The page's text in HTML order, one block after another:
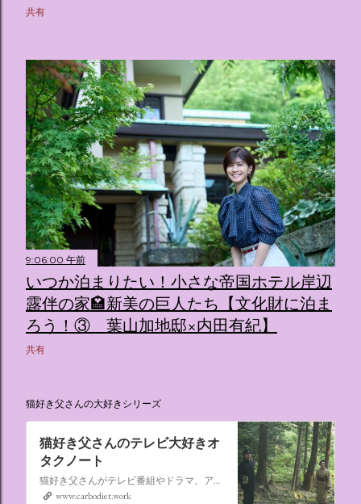
共有
9:06:00 午前
いつか泊まりたい！小さな帝国ホテル岸辺
露伴の家🏩新美の巨人たち【文化財に泊ま
ろう！③ 葉山加地邸×内田有紀】
共有
猫好き父さんの大好きシリーズ
猫好き父さんのテレビ大好きオ
タクノート
猫好き父さんがテレビ番組やドラマ、アニメ、特撮ヒーロー,そしてダイエットについて書いたブログです。
www.carbodiet.work